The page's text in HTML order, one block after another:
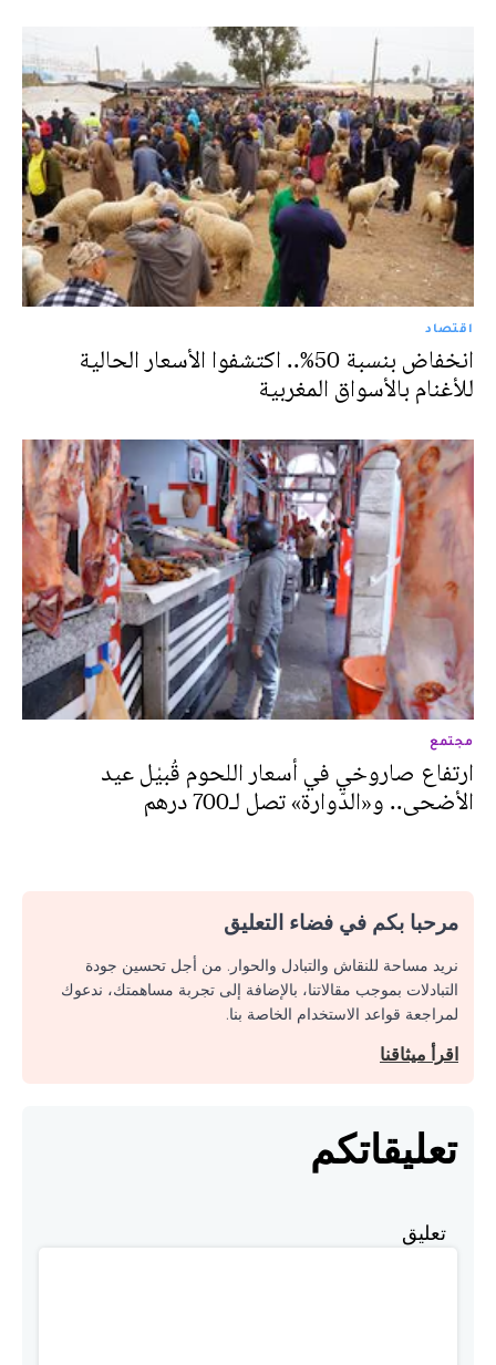
اقتصاد
انخفاض بنسبة 50%.. اكتشفوا الأسعار الحالية
للأغنام بالأسواق المغربية
مجتمع
ارتفاع صاروخي في أسعار اللحوم قُبيْل عيد
الأضحى.. و«الدّوارة» تصل لـ700 درهم
مرحبا بكم في فضاء التعليق
نريد مساحة للنقاش والتبادل والحوار. من أجل تحسين جودة
التبادلات بموجب مقالاتنا، بالإضافة إلى تجربة مساهمتك، ندعوك
لمراجعة قواعد الاستخدام الخاصة بنا.
اقرأ ميثاقنا
تعليقاتكم
تعليق